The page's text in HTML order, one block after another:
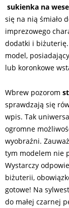
sukienka na
się na nią śmiało
imprezowego
dodatki i
model,
lub koronkowe
Wbrew pozorom
sprawdzają się
wpis. Tak
ogromne
wyobraźni.
tym modelem nie
Wystarczy
biżuterii,
gotowe! Na
do małej czarnej